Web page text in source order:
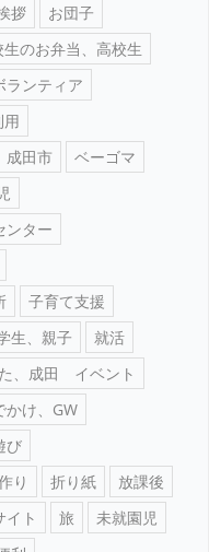
拶
お団子
のお弁当、高校生
ランティア
用
成田市
ベーゴマ
ンター
子育て支援
生、親子
就活
、成田 イベント
かけ、GW
び
り 折り紙
放課後
ト
旅
未就園児